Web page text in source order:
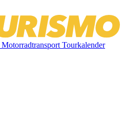
MotorradtransportTourkalender